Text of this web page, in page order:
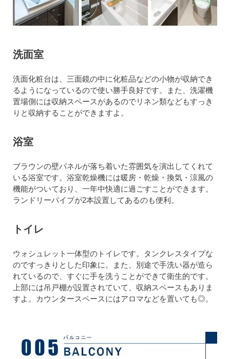
洗面室
洗面化粧台は、三面鏡の中に化粧品などの小物が収納でき
るようになっているので使い勝手良好です。また、洗濯機
置場側には収納スペースがあるのでリネン類などもすっき
りと収納することができますよ。
浴室
ブラウンの壁パネルが落ち着いた雰囲気を演出してくれて
いる浴室です。浴室乾燥機には暖房・乾燥・換気・涼風の
機能がついており、一年中快適に過ごすことができます。
ランドリーパイプが2本設置してあるのも便利。
トイレ
ウォシュレット一体型のトイレです。タンクレスタイプな
のですっきりとした印象に。また、別途で手洗い器が造ら
れているので、すぐに手を洗うことができて衛生的です。
上部には吊戸棚が設置されていて、収納スペースもありま
すよ。カウンタースペースにはアロマなどを置いても◎。